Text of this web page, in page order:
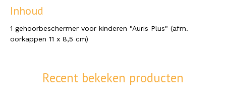
Inhoud
1 gehoorbeschermer voor kinderen "Auris Plus" (afm.
oorkappen 11 x 8,5 cm)
Recent bekeken producten